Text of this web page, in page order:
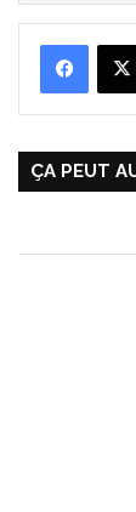
ÇA PEUT